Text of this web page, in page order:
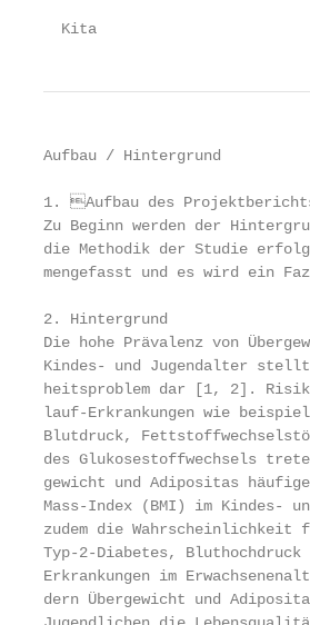
Kita
Aufbau / Hintergrund
1. Aufbau des
Zu Beginn werden der
die Methodik der Studie
mengefasst und es wird ein
2. Hintergrund
Die hohe Prävalenz von
Kindes- und Jugendalter
heitsproblem dar [1, 2].
lauf-Erkrankungen wie
Blutdruck,
des Glukosestoffwechsels
gewicht und Adipositas
Mass-Index (BMI) im
zudem die
Typ-2-Diabetes,
Erkrankungen im
dern Übergewicht und